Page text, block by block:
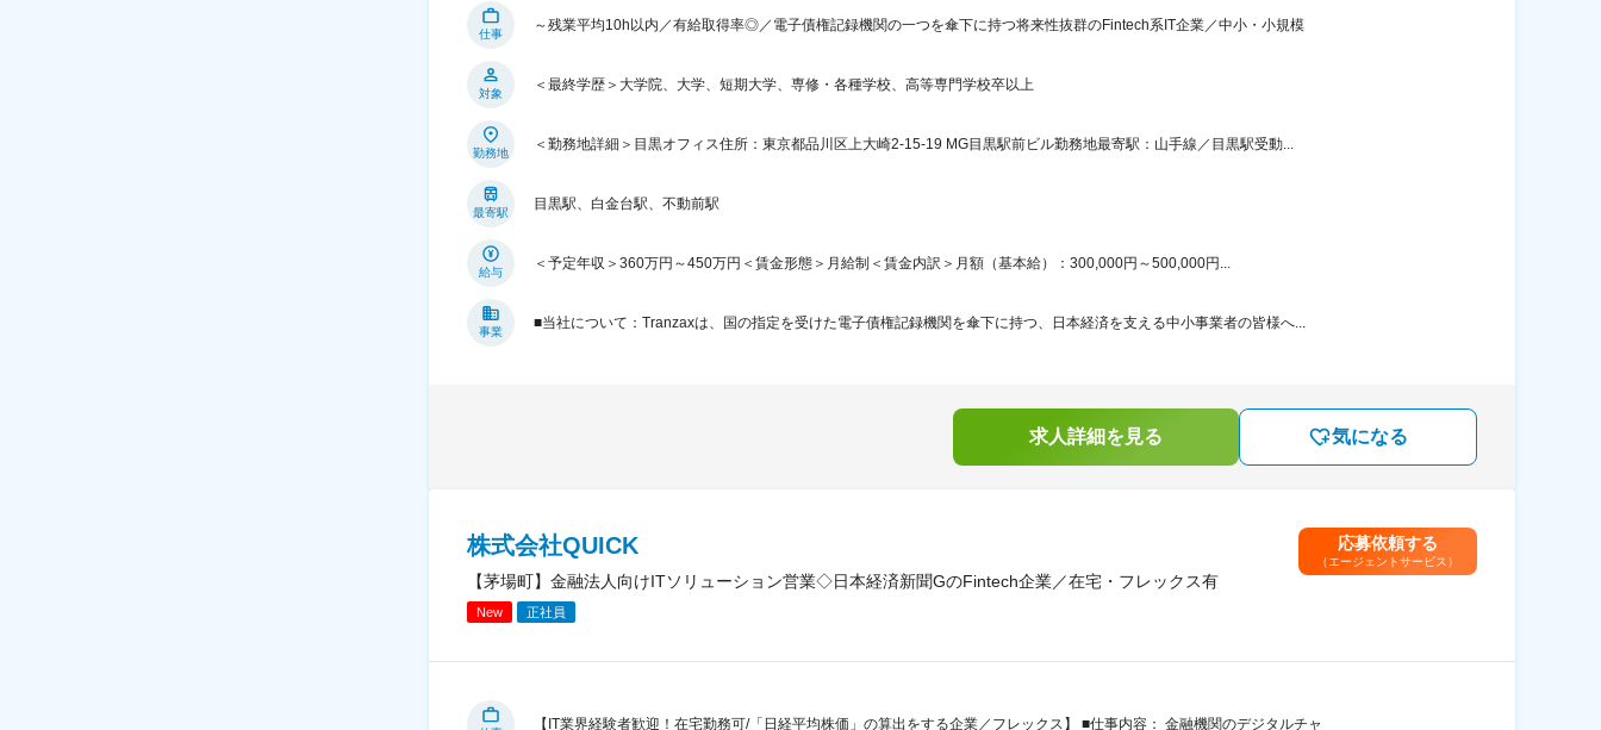
仕事
～残業平均10h以内／有給取得率◎／電子債権記録機関の一つを傘下に持つ将来性抜群のFintech系IT企業／中小・小規模
対象
＜最終学歴＞大学院、大学、短期大学、専修・各種学校、高等専門学校卒以上
勤務地
＜勤務地詳細＞目黒オフィス住所：東京都品川区上大崎2-15-19 MG目黒駅前ビル勤務地最寄駅：山手線／目黒駅受動...
最寄駅
目黒駅、白金台駅、不動前駅
給与
＜予定年収＞360万円～450万円＜賃金形態＞月給制＜賃金内訳＞月額（基本給）：300,000円～500,000円...
事業
■当社について：Tranzaxは、国の指定を受けた電子債権記録機関を傘下に持つ、日本経済を支える中小事業者の皆様へ...
求人詳細を見る 気になる
株式会社QUICK
【茅場町】金融法人向けITソリューション営業◇日本経済新聞GのFintech企業／在宅・フレックス有
New 正社員
応募依頼する
（エージェントサービス）
【IT業界経験者歓迎！在宅勤務可/「日経平均株価」の算出をする企業／フレックス】 ■仕事内容： 金融機関のデジタルチャ